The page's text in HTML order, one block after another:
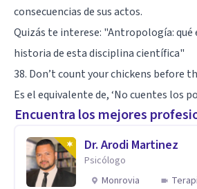
consecuencias de sus actos.
Quizás te interese: "Antropología: qué
historia de esta disciplina científica"
38. Don’t count your chickens before
Es el equivalente de, ‘No cuentes los
Encuentra los mejores
Dr. Arodi Martinez
Psicólogo
Monrovia